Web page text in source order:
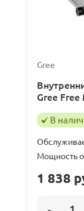
Gree
Gree Free
В
Мощность
1 838